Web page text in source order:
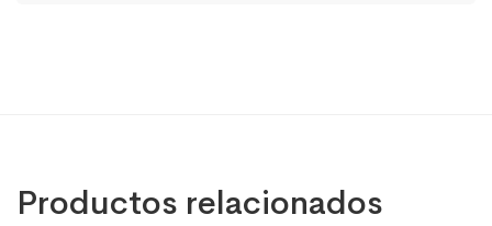
Productos relacionados